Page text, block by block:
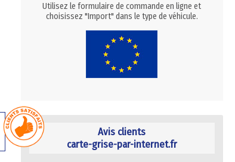
Utilisez le formulaire de commande en ligne et
choisissez "Import" dans le type de véhicule.
Avis clients
carte-grise-par-internet.fr